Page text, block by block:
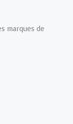
marques de